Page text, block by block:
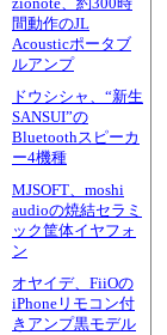
zionote、約300時
間動作のJL
Acousticポータブ
ルアンプ
ドウシシャ、“新生
SANSUI”の
Bluetoothスピーカ
ー4機種
MJSOFT、moshi
audioの焼結セラミ
ック筐体イヤフォ
ン
オヤイデ、FiiOの
iPhoneリモコン付
きアンプ黒モデル